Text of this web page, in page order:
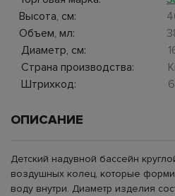
Высота, см:
Объем, мл:
Диаметр, см:
Страна производства:
Штрихкод:
ОПИСАНИЕ
Детский надувной бассейн
воздушных колец, которые
воду внутри. Диаметр изделия